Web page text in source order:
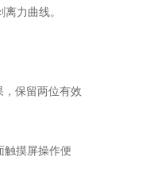
力曲线。
保留两位有效
摸屏操作便